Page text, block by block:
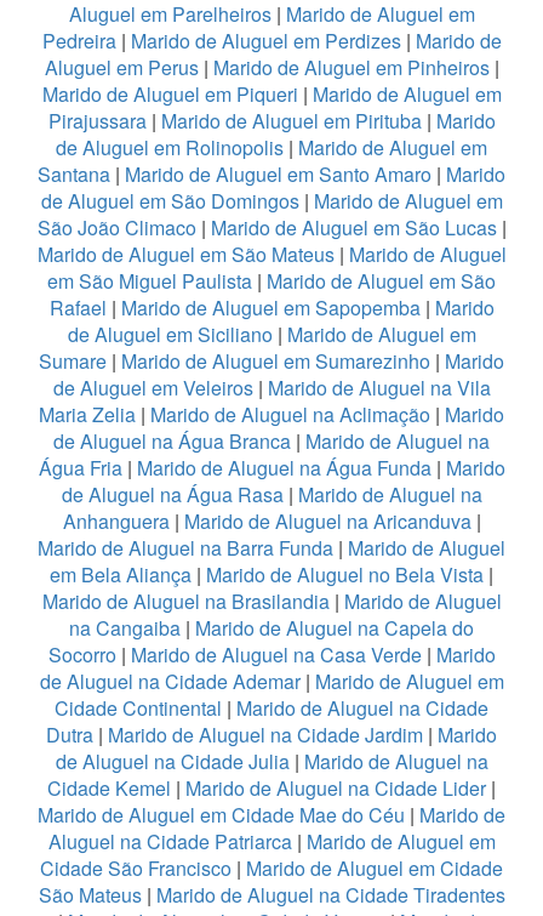
Aluguel em Parelheiros| Marido de Aluguel em
Pedreira| Marido de Aluguel em Perdizes| Marido de
Aluguel em Perus| Marido de Aluguel em Pinheiros|
Marido de Aluguel em Piqueri | Marido de Aluguel em
Pirajussara| Marido de Aluguel em Pirituba| Marido
de Aluguel em Rolinopolis | Marido de Aluguel em
Santana | Marido de Aluguel em Santo Amaro | Marido
de Aluguel em São Domingos| Marido de Aluguel em
São João Climaco| Marido de Aluguel em São Lucas|
Marido de Aluguel em São Mateus | Marido de Aluguel
em São Miguel Paulista | Marido de Aluguel em São
Rafael | Marido de Aluguel em Sapopemba | Marido
de Aluguel em Siciliano| Marido de Aluguel em
Sumare | Marido de Aluguel em Sumarezinho | Marido
de Aluguel em Veleiros| Marido de Aluguel na Vila
Maria Zelia | Marido de Aluguel na Aclimação | Marido
de Aluguel na Água Branca | Marido de Aluguel na
Água Fria| Marido de Aluguel na Água Funda| Marido
de Aluguel na Água Rasa | Marido de Aluguel na
Anhanguera| Marido de Aluguel na Aricanduva|
Marido de Aluguel na Barra Funda | Marido de Aluguel
em Bela Aliança | Marido de Aluguel no Bela Vista |
Marido de Aluguel na Brasilandia| Marido de Aluguel
na Cangaiba | Marido de Aluguel na Capela do
Socorro | Marido de Aluguel na Casa Verde| Marido
de Aluguel na Cidade Ademar| Marido de Aluguel em
Cidade Continental | Marido de Aluguel na Cidade
Dutra | Marido de Aluguel na Cidade Jardim | Marido
de Aluguel na Cidade Julia | Marido de Aluguel na
Cidade Kemel | Marido de Aluguel na Cidade Lider|
Marido de Aluguel em Cidade Mae do Céu | Marido de
Aluguel na Cidade Patriarca| Marido de Aluguel em
Cidade São Francisco | Marido de Aluguel em Cidade
São Mateus| Marido de Aluguel na Cidade Tiradentes